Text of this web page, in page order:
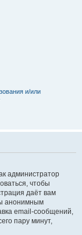
и/или
администратор
чтобы
даёт вам
анонимным
email-сообщений,
пару минут,